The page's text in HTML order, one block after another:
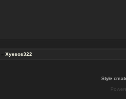
» Xyesos322
Style